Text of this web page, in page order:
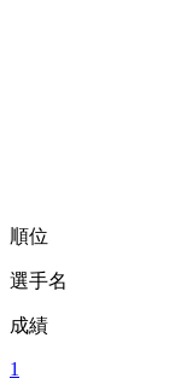
順位
選手名
成績
1